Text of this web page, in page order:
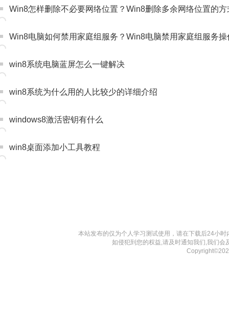
Win8怎样删除不必要网络位置？Win8删除多余网络位置的方
Win8电脑如何禁用家庭组服务？Win8电脑禁用家庭组服务操
win8系统电脑蓝屏怎么一键解决
win8系统为什么用的人比较少的详细介绍
windows8激活密钥有什么
win8桌面添加小工具教程
本站发布的仅为个人学习测试使用，请在下载后24小
如侵犯到您的权益,请及时通知我们,我们